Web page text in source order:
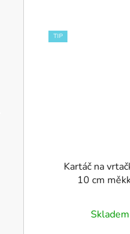
TIP
Kartáč na
10 cm
Skladem